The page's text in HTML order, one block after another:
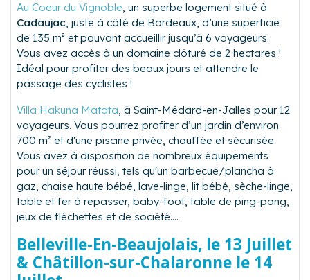
Au Coeur du Vignoble, un superbe logement situé à
Cadaujac, juste à côté de Bordeaux, d’une superficie
de 135 m² et pouvant accueillir jusqu’à 6 voyageurs.
Vous avez accès à un domaine clôturé de 2 hectares !
Idéal pour profiter des beaux jours et attendre le
passage des cyclistes !
Villa Hakuna Matata, à Saint-Médard-en-Jalles pour 12
voyageurs. Vous pourrez profiter d’un jardin d’environ
700 m² et d'une piscine privée, chauffée et sécurisée.
Vous avez à disposition de nombreux équipements
pour un séjour réussi, tels qu'un barbecue/plancha à
gaz, chaise haute bébé, lave-linge, lit bébé, sèche-linge,
table et fer à repasser, baby-foot, table de ping-pong,
jeux de fléchettes et de société....
Belleville-En-Beaujolais, le 13 Juillet
& Châtillon-sur-Chalaronne le 14